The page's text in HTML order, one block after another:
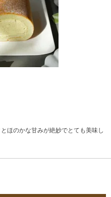
ほのかな甘みが絶妙でとても美味し